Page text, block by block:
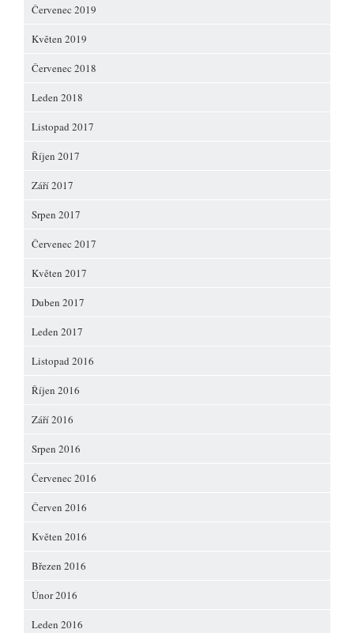
Červenec 2019
Květen 2019
Červenec 2018
Leden 2018
Listopad 2017
Říjen 2017
Září 2017
Srpen 2017
Červenec 2017
Květen 2017
Duben 2017
Leden 2017
Listopad 2016
Říjen 2016
Září 2016
Srpen 2016
Červenec 2016
Červen 2016
Květen 2016
Březen 2016
Únor 2016
Leden 2016